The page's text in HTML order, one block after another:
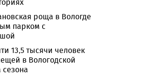
роща в Вологде
парком с
13,5 тысячи человек
в Вологодской
сезона